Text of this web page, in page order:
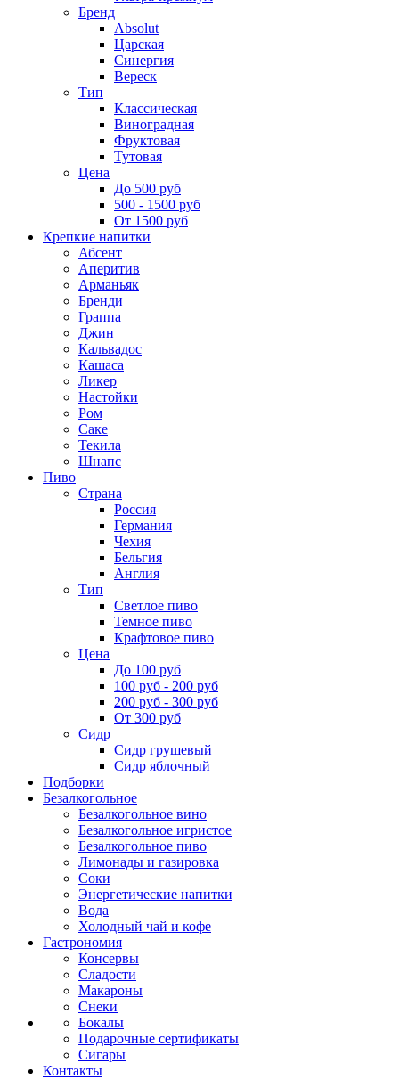
Бренд
Absolut
Царская
Синергия
Вереск
Тип
Классическая
Виноградная
Фруктовая
Тутовая
Цена
До 500 руб
500 - 1500 руб
От 1500 руб
Крепкие напитки
Абсент
Аперитив
Арманьяк
Бренди
Граппа
Джин
Кальвадос
Кашаса
Ликер
Настойки
Ром
Саке
Текила
Шнапс
Пиво
Страна
Россия
Германия
Чехия
Бельгия
Англия
Тип
Светлое пиво
Темное пиво
Крафтовое пиво
Цена
До 100 руб
100 руб - 200 руб
200 руб - 300 руб
От 300 руб
Сидр
Сидр грушевый
Сидр яблочный
Подборки
Безалкогольное
Безалкогольное вино
Безалкогольное игристое
Безалкогольное пиво
Лимонады и газировка
Соки
Энергетические напитки
Вода
Холодный чай и кофе
Гастрономия
Консервы
Сладости
Макароны
Снеки
Бокалы
Подарочные сертификаты
Сигары
Контакты